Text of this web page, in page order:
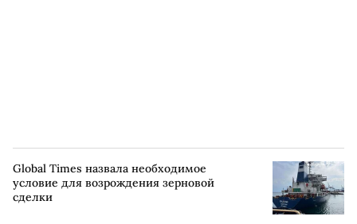
Global Times назвала необходимое
условие для возрождения зерновой
сделки